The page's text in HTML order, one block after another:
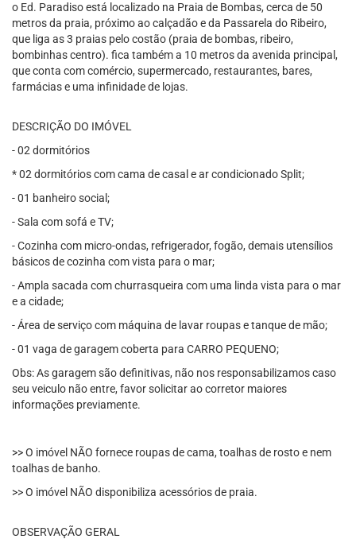
o Ed. Paradiso está localizado na Praia de Bombas, cerca de 50
metros da praia, próximo ao calçadão e da Passarela do Ribeiro,
que liga as 3 praias pelo costão (praia de bombas, ribeiro,
bombinhas centro). fica também a 10 metros da avenida principal,
que conta com comércio, supermercado, restaurantes, bares,
farmácias e uma infinidade de lojas.
DESCRIÇÃO DO IMÓVEL
- 02 dormitórios
* 02 dormitórios com cama de casal e ar condicionado Split;
- 01 banheiro social;
- Sala com sofá e TV;
- Cozinha com micro-ondas, refrigerador, fogão, demais utensílios
básicos de cozinha com vista para o mar;
- Ampla sacada com churrasqueira com uma linda vista para o mar
e a cidade;
- Área de serviço com máquina de lavar roupas e tanque de mão;
- 01 vaga de garagem coberta para CARRO PEQUENO;
Obs: As garagem são definitivas, não nos responsabilizamos caso
seu veiculo não entre, favor solicitar ao corretor maiores
informações previamente.
>> O imóvel NÃO fornece roupas de cama, toalhas de rosto e nem
toalhas de banho.
>> O imóvel NÃO disponibiliza acessórios de praia.
OBSERVAÇÃO GERAL